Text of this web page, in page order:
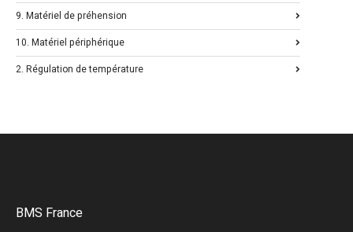
9. Matériel de préhension
10. Matériel périphérique
2. Régulation de température
BMS France